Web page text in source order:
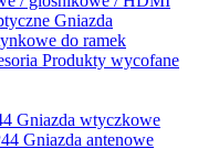
Gniazda
do ramek
Produkty wycofane
Gniazda wtyczkowe
Gniazda antenowe